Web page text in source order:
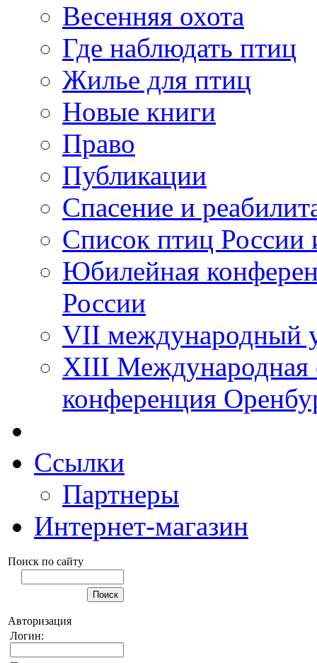
Весенняя охота
Где наблюдать птиц
Жилье для птиц
Новые книги
Право
Публикации
Спасение и
Список птиц России
Юбилейная
России
VII международный
XIII Международная
конференция
Ссылки
Партнеры
Интернет-магазин
Поиск по сайту
Авторизация
Логин: